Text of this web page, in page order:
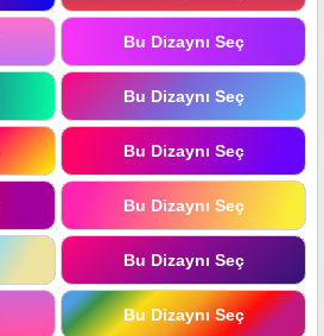
Bu Dizaynı Seç
Bu Dizaynı Seç
Bu Dizaynı Seç
Bu Dizaynı Seç
Bu Dizaynı Seç
Bu Dizaynı Seç